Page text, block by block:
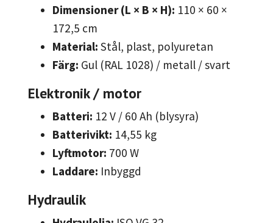
Dimensioner (L × B × H): 110 × 60 ×
172,5 cm
Material: Stål, plast, polyuretan
Färg: Gul (RAL 1028) / metall / svart
Elektronik / motor
Batteri: 12 V / 60 Ah (blysyra)
Batterivikt: 14,55 kg
Lyftmotor: 700 W
Laddare: Inbyggd
Hydraulik